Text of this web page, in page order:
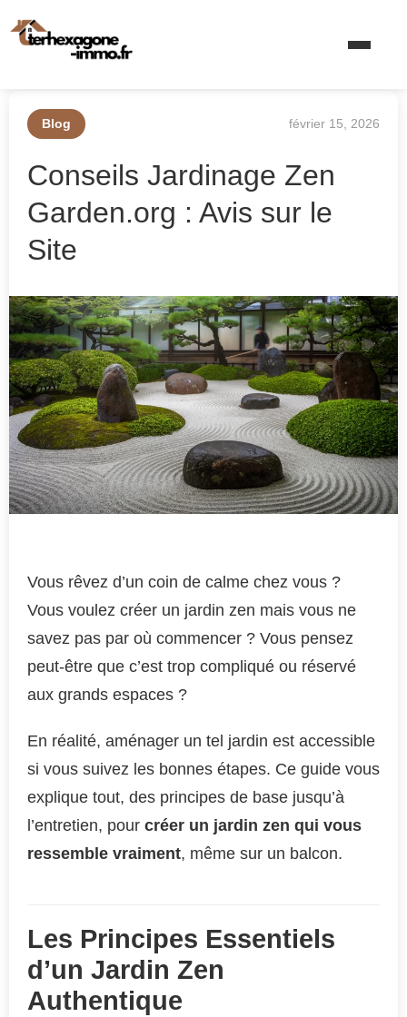
Blog février 15, 2026
Conseils Jardinage Zen
Garden.org : Avis sur le
Site
Vous rêvez d’un coin de calme chez vous ?
Vous voulez créer un jardin zen mais vous ne
savez pas par où commencer ? Vous pensez
peut-être que c’est trop compliqué ou réservé
aux grands espaces ?
En réalité, aménager un tel jardin est accessible
si vous suivez les bonnes étapes. Ce guide vous
explique tout, des principes de base jusqu’à
l’entretien, pour créer un jardin zen qui vous
ressemble vraiment, même sur un balcon.
Les Principes Essentiels
d’un Jardin Zen
Authentique